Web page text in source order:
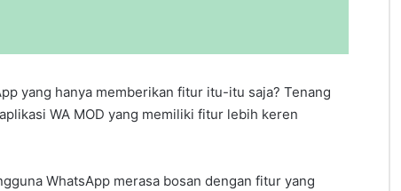
yang hanya memberikan fitur itu-itu saja? Tenang
WA MOD yang memiliki fitur lebih keren
WhatsApp merasa bosan dengan fitur yang